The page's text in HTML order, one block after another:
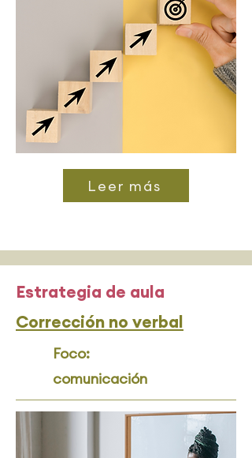
Leer más
Estrategia de aula
Corrección no verbal
Foco:
comunicación